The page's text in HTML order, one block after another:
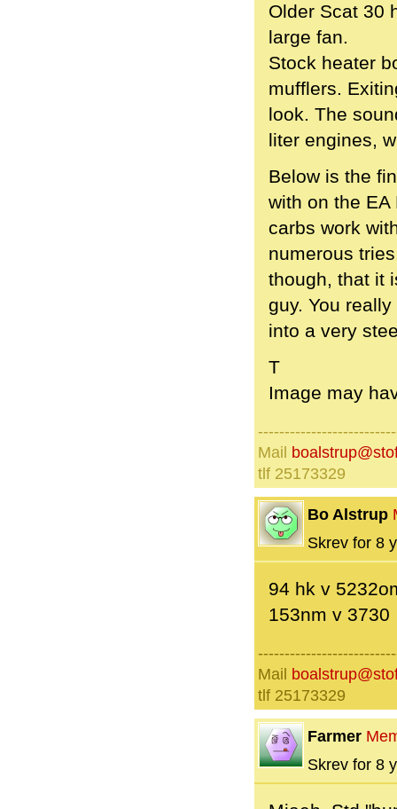
Older Scat 30
large fan.
Stock heater
mufflers.
look. The
liter engines,
Below is the
with on the
carbs work
numerous
though, that it
guy. You
into a very
T
Image may
Mail
tlf 25173329
Bo Alstrup
Skrev for 8
94 hk v
153nm v 3730
Mail
tlf 25173329
Farmer
Skrev for 8